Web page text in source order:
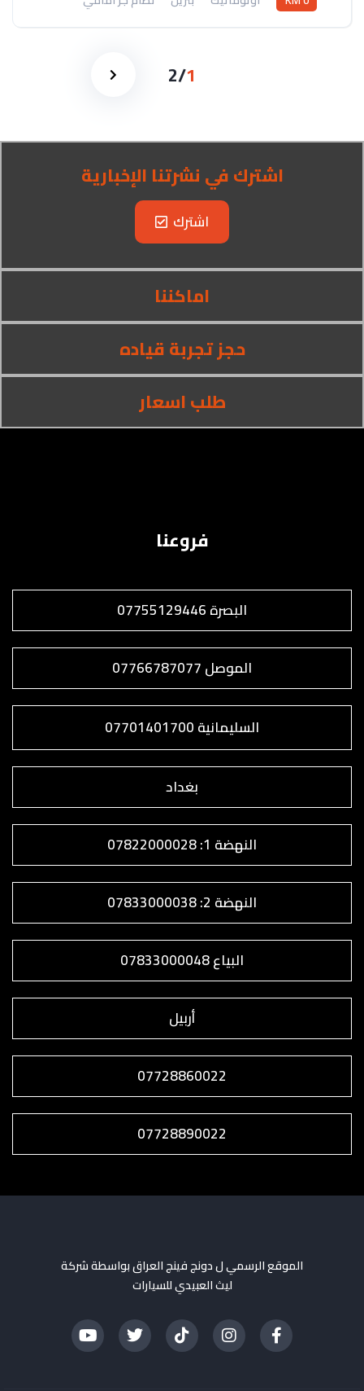
1
/
2
اشترك في نشرتنا الإخبارية
اشترك
اماكننا
حجز تجربة قياده
طلب اسعار
فروعنا
البصرة 07755129446
الموصل 07766787077
السليمانية 07701401700
بغداد
النهضة 1: 07822000028
النهضة 2: 07833000038
البياع 07833000048
أربيل
07728860022
07728890022
الموقع الرسمي ل دونج فينج العراق بواسطة شركة
ليث العبيدي للسيارات